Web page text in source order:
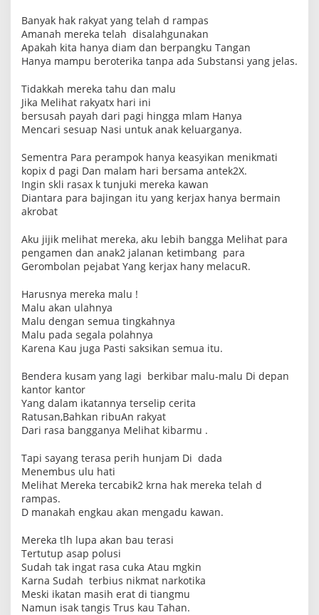
Banyak hak rakyat yang telah d rampas
Amanah mereka telah disalahgunakan
Apakah kita hanya diam dan berpangku Tangan
Hanya mampu beroterika tanpa ada Substansi yang jelas.
Tidakkah mereka tahu dan malu
Jika Melihat rakyatx hari ini
bersusah payah dari pagi hingga mlam Hanya
Mencari sesuap Nasi untuk anak keluarganya.
Sementra Para perampok hanya keasyikan menikmati
kopix d pagi Dan malam hari bersama antek2X.
Ingin skli rasax k tunjuki mereka kawan
Diantara para bajingan itu yang kerjax hanya bermain
akrobat
Aku jijik melihat mereka, aku lebih bangga Melihat para
pengamen dan anak2 jalanan ketimbang para
Gerombolan pejabat Yang kerjax hany melacuR.
Harusnya mereka malu !
Malu akan ulahnya
Malu dengan semua tingkahnya
Malu pada segala polahnya
Karena Kau juga Pasti saksikan semua itu.
Bendera kusam yang lagi berkibar malu-malu Di depan
kantor kantor
Yang dalam ikatannya terselip cerita
Ratusan,Bahkan ribuAn rakyat
Dari rasa bangganya Melihat kibarmu .
Tapi sayang terasa perih hunjam Di dada
Menembus ulu hati
Melihat Mereka tercabik2 krna hak mereka telah d
rampas.
D manakah engkau akan mengadu kawan.
Mereka tlh lupa akan bau terasi
Tertutup asap polusi
Sudah tak ingat rasa cuka Atau mgkin
Karna Sudah terbius nikmat narkotika
Meski ikatan masih erat di tiangmu
Namun isak tangis Trus kau Tahan.